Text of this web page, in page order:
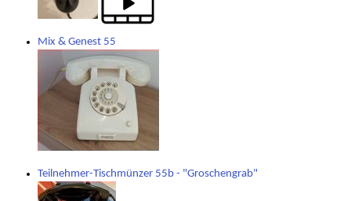
Mix & Genest 55
Teilnehmer-Tischmünzer 55b - "Groschengrab"